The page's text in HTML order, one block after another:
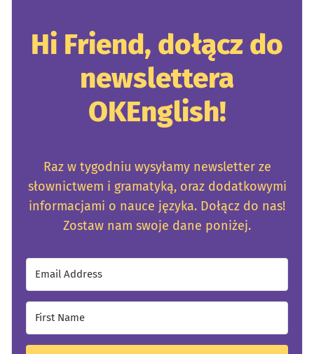
Hi Friend, dołącz do
newslettera
OKEnglish!
Raz w tygodniu wysyłamy newsletter ze
słownictwem i gramatyką, oraz dodatkowymi
informacjami o nauce języka. Dołącz do nas!
Zostaw nam swoje dane poniżej.